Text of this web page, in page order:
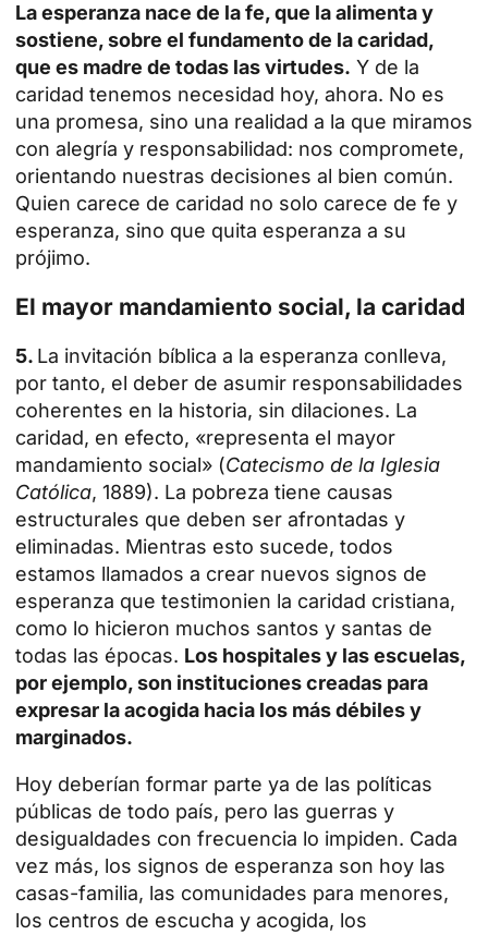
La esperanza nace de la fe, que la alimenta y
sostiene, sobre el fundamento de la caridad,
que es madre de todas las virtudes. Y de la
caridad tenemos necesidad hoy, ahora. No es
una promesa, sino una realidad a la que miramos
con alegría y responsabilidad: nos compromete,
orientando nuestras decisiones al bien común.
Quien carece de caridad no solo carece de fe y
esperanza, sino que quita esperanza a su
prójimo.
El mayor mandamiento social, la caridad
5. La invitación bíblica a la esperanza conlleva,
por tanto, el deber de asumir responsabilidades
coherentes en la historia, sin dilaciones. La
caridad, en efecto, «representa el mayor
mandamiento social» (Catecismo de la Iglesia
Católica, 1889). La pobreza tiene causas
estructurales que deben ser afrontadas y
eliminadas. Mientras esto sucede, todos
estamos llamados a crear nuevos signos de
esperanza que testimonien la caridad cristiana,
como lo hicieron muchos santos y santas de
todas las épocas. Los hospitales y las escuelas,
por ejemplo, son instituciones creadas para
expresar la acogida hacia los más débiles y
marginados.
Hoy deberían formar parte ya de las políticas
públicas de todo país, pero las guerras y
desigualdades con frecuencia lo impiden. Cada
vez más, los signos de esperanza son hoy las
casas-familia, las comunidades para menores,
los centros de escucha y acogida, los